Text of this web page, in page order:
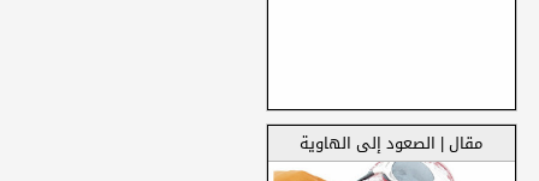
مقال | الصعود إلى الهاوية